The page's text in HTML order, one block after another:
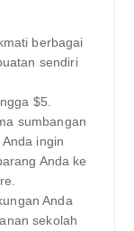
berbagai
sendiri
$5.
sumbangan
ingin
Anda ke
Anda
sekolah